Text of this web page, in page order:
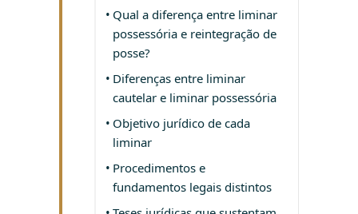
Qual a diferença entre liminar
possessória e reintegração de
posse?
Diferenças entre liminar
cautelar e liminar possessória
Objetivo jurídico de cada
liminar
Procedimentos e
fundamentos legais distintos